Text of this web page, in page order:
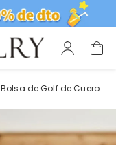
Bolsa de Golf de Cuero